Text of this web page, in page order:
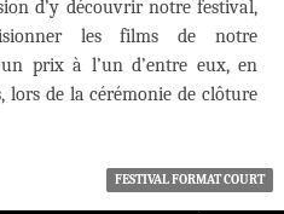
d’y découvrir notre festival,
les films de notre
prix à l’un d’entre eux, en
lors de la cérémonie de clôture
FESTIVAL FORMAT COURT